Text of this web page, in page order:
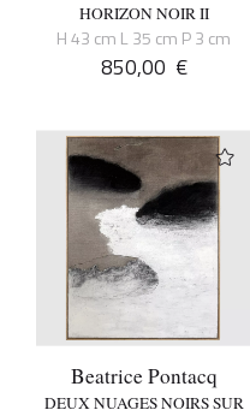
HORIZON NOIR II
H 43 cm L 35 cm P 3 cm
850,00 €
Beatrice Pontacq
DEUX NUAGES NOIRS SUR